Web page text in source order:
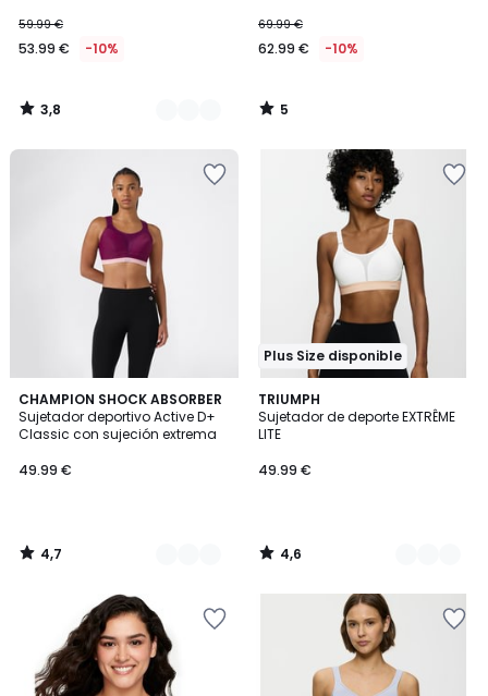
59.99 €
53.99 € -10%
3,8
/
69.99 €
62.99 € -10%
5
/
CHAMPION SHOCK ABSORBER
Sujetador deportivo Active D+
Classic con sujeción extrema
49.99 €
4,7
/ 5
4
Colores
4,7
/
Plus Size disponible
TRIUMPH
Sujetador de deporte EXTRÊME
LITE
49.99 €
4,6
/ 5
2
Colores
4,6
/